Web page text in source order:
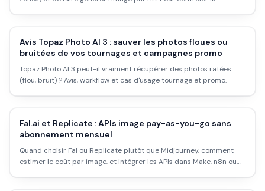
Avis Topaz Photo AI 3 : sauver les photos floues ou
bruitées de vos tournages et campagnes promo
Topaz Photo AI 3 peut-il vraiment récupérer des photos ratées
(flou, bruit) ? Avis, workflow et cas d'usage tournage et promo.
Fal.ai et Replicate : APIs image pay-as-you-go sans
abonnement mensuel
Quand choisir Fal ou Replicate plutôt que Midjourney, comment
estimer le coût par image, et intégrer les APIs dans Make, n8n ou